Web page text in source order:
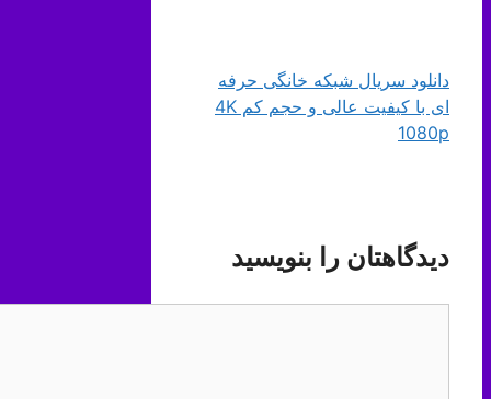
دانلود سریال شبکه خانگی حرفه
ای با کیفیت عالی و حجم کم 4K
1080p
دیدگاهتان را بنویسید